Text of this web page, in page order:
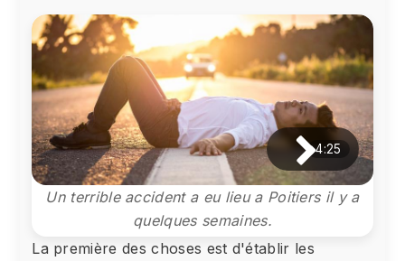
4:25
Un terrible accident a eu lieu a Poitiers il y a
quelques semaines.
La première des choses est d'établir les